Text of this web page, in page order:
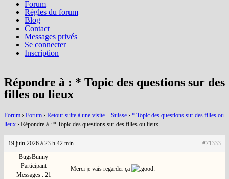
Forum
Règles du forum
Blog
Contact
Messages privés
Se connecter
Inscription
Répondre à : * Topic des questions sur des
filles ou lieux
Forum › Forum › Retour suite à une visite – Suisse › * Topic des questions sur des filles ou
lieux › Répondre à : * Topic des questions sur des filles ou lieux
19 juin 2026 à 23 h 42 min
#71333
BugsBunny
Participant
Messages : 21
Merci je vais regarder ça